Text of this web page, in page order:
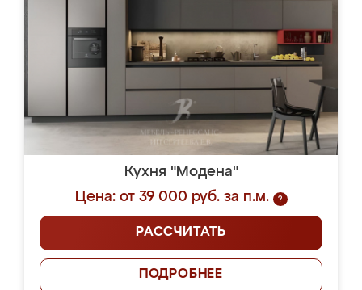
Кухня "Модена"
Цена: от 39 000 руб. за п.м.
?
РАССЧИТАТЬ
ПОДРОБНЕЕ